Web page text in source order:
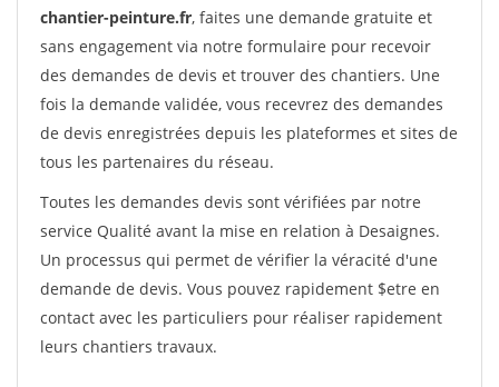
chantier-peinture.fr, faites une demande gratuite et
sans engagement via notre formulaire pour recevoir
des demandes de devis et trouver des chantiers. Une
fois la demande validée, vous recevrez des demandes
de devis enregistrées depuis les plateformes et sites de
tous les partenaires du réseau.
Toutes les demandes devis sont vérifiées par notre
service Qualité avant la mise en relation à Desaignes.
Un processus qui permet de vérifier la véracité d'une
demande de devis. Vous pouvez rapidement $etre en
contact avec les particuliers pour réaliser rapidement
leurs chantiers travaux.